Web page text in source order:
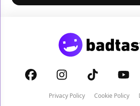
Privacy Policy Cookie Policy